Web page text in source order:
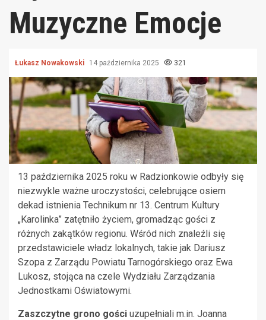
Muzyczne Emocje
Łukasz Nowakowski 14 października 2025 321
13 października 2025 roku w Radzionkowie odbyły się
niezwykle ważne uroczystości, celebrujące osiem
dekad istnienia Technikum nr 13. Centrum Kultury
„Karolinka” zatętniło życiem, gromadząc gości z
różnych zakątków regionu. Wśród nich znaleźli się
przedstawiciele władz lokalnych, takie jak Dariusz
Szopa z Zarządu Powiatu Tarnogórskiego oraz Ewa
Lukosz, stojąca na czele Wydziału Zarządzania
Jednostkami Oświatowymi.
Zaszczytne grono gości uzupełniali m.in. Joanna